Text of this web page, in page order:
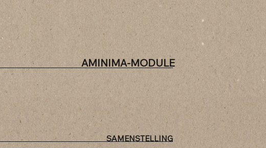
AMINIMA-MODULE
SAMENSTELLING